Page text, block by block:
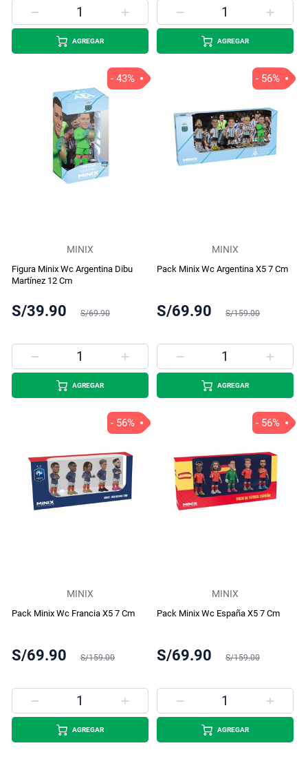
AGREGAR AGREGAR
MINIX
Figura Minix Wc Argentina Dibu
Martínez 12 Cm
S/39.90 S/69.90
- 43%
AGREGAR
MINIX
Pack Minix Wc Argentina X5 7 Cm
S/69.90 S/159.00
- 56%
AGREGAR
MINIX
Pack Minix Wc Francia X5 7 Cm
S/69.90 S/159.00
- 56%
AGREGAR
MINIX
Pack Minix Wc España X5 7 Cm
S/69.90 S/159.00
- 56%
AGREGAR